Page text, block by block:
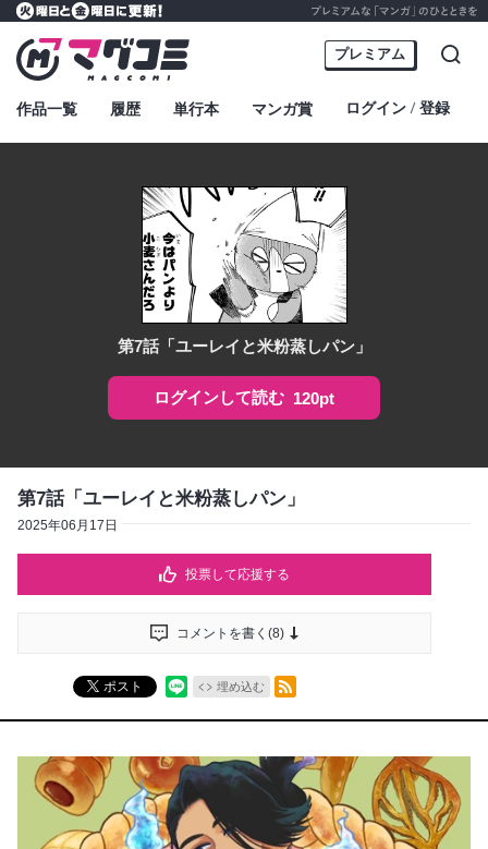
マグコミ – Mag Garden Comic Online
プレミアムな「マンガ」のひとときを
火曜日と金曜日に更新！
プレミアム
作品一覧 履歴 単行本 マンガ賞 ログイン ・
登録
検索
第7話「ユーレイと米粉蒸しパン」
ログインして読む 120pt
第7話「ユーレイと米粉蒸しパン」
2025年06月17日
投票して応援する
コメントを書く(8)
ポスト 埋め込む
RSSフィード